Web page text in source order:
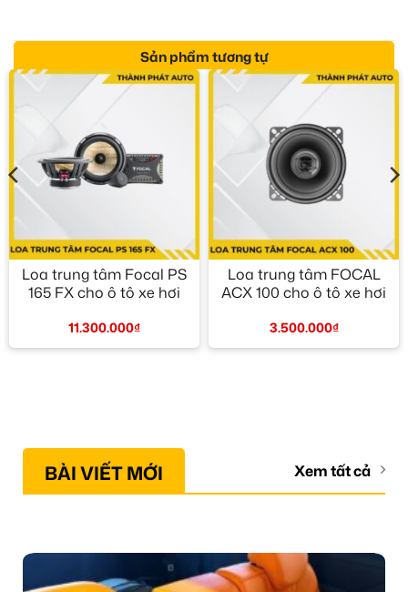
Sản phẩm tương tự
Loa trung tâm Focal PS
165 FX cho ô tô xe hơi
11.300.000₫
Loa trung tâm FOCAL
ACX 100 cho ô tô xe hơi
3.500.000₫
BÀI VIẾT MỚI Xem tất cả